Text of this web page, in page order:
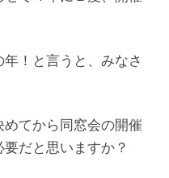
！と言うと、みなさ
めてから同窓会の開催
だと思いますか？